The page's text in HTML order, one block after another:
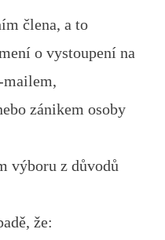
člena, a to
o vystoupení na
mailem,
zánikem osoby
výboru z důvodů
že: